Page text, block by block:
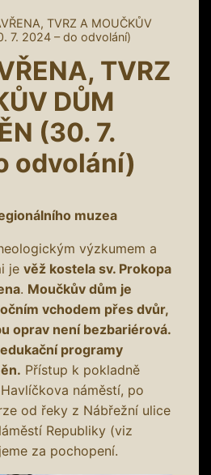
TVRZ A MOUČKŮV
7. 2024 – do odvolání)
TVRZ
DŮM
(30. 7.
odvolání)
muzea
výzkumem a
je věž kostela sv. Prokopa
. Moučkův dům je
vchodem přes dvůr,
oprav není bezbariérová.
programy
Přístup k pokladně
náměstí, po
od řeky z Nábřežní ulice
Republiky (viz
za pochopení.